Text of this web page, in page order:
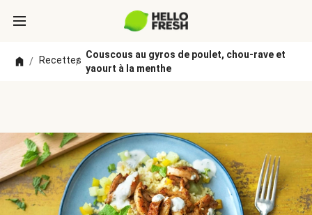
/ Recettes
/
Couscous au gyros de poulet, chou-rave et
yaourt à la menthe